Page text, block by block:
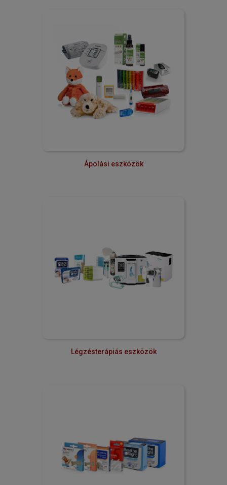
Ápolási eszközök
Légzésterápiás eszközök